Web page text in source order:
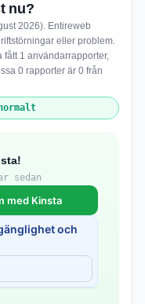
nu?
2026). Entireweb
eller problem.
fått 1 användarrapporter,
0 rapporter är 0 från
sedan
med Kinsta
och